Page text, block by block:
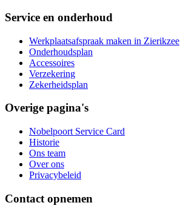
Service en onderhoud
Werkplaatsafspraak maken in Zierikzee
Onderhoudsplan
Accessoires
Verzekering
Zekerheidsplan
Overige pagina's
Nobelpoort Service Card
Historie
Ons team
Over ons
Privacybeleid
Contact opnemen